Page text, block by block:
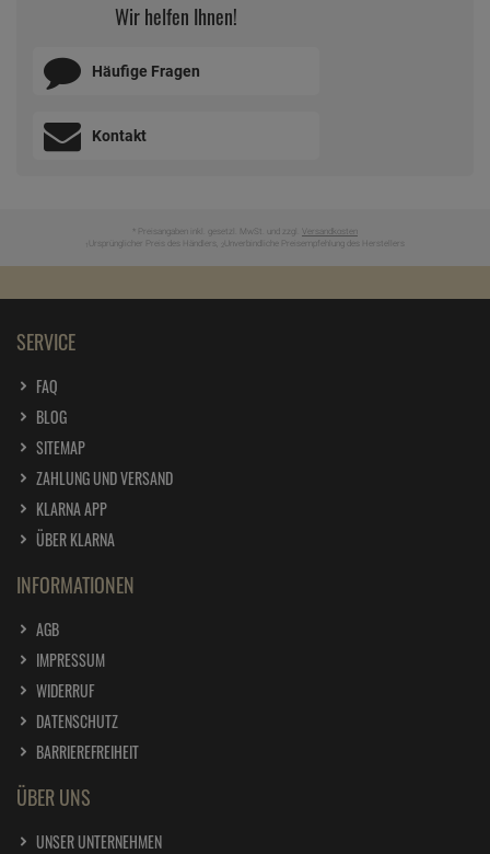
Wir helfen Ihnen!
Häufige Fragen
Kontakt
* Preisangaben inkl. gesetzl. MwSt. und zzgl. Versandkosten
Ursprünglicher Preis des Händlers, Unverbindliche Preisempfehlung des Herstellers
SERVICE
FAQ
BLOG
SITEMAP
ZAHLUNG UND VERSAND
KLARNA APP
ÜBER KLARNA
INFORMATIONEN
AGB
IMPRESSUM
WIDERRUF
DATENSCHUTZ
BARRIEREFREIHEIT
ÜBER UNS
UNSER UNTERNEHMEN